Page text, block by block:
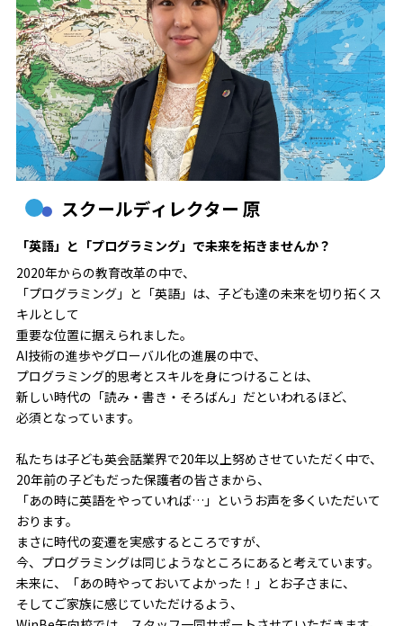
スクールディレクター 原
「英語」と「プログラミング」で未来を拓きませんか？
2020年からの教育改革の中で、
「プログラミング」と「英語」は、子ども達の未来を切り拓くス
キルとして
重要な位置に据えられました。
AI技術の進歩やグローバル化の進展の中で、
プログラミング的思考とスキルを身につけることは、
新しい時代の「読み・書き・そろばん」だといわれるほど、
必須となっています。
私たちは子ども英会話業界で20年以上努めさせていただく中で、
20年前の子どもだった保護者の皆さまから、
「あの時に英語をやっていれば…」というお声を多くいただいて
おります。
まさに時代の変遷を実感するところですが、
今、プログラミングは同じようなところにあると考えています。
未来に、「あの時やっておいてよかった！」とお子さまに、
そしてご家族に感じていただけるよう、